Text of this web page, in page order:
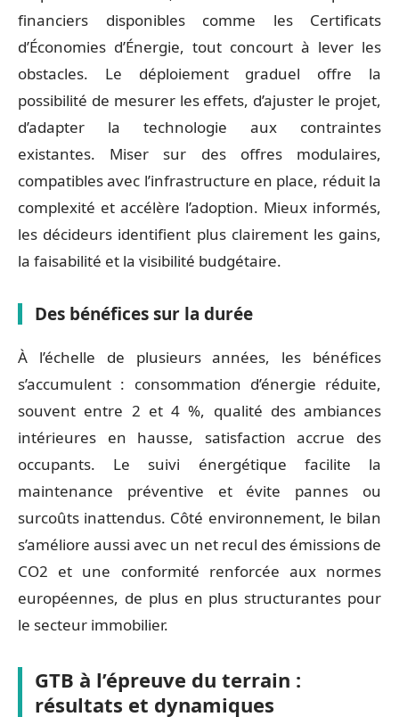
financiers disponibles comme les Certificats
d’Économies d’Énergie, tout concourt à lever les
obstacles. Le déploiement graduel offre la
possibilité de mesurer les effets, d’ajuster le projet,
d’adapter la technologie aux contraintes
existantes. Miser sur des offres modulaires,
compatibles avec l’infrastructure en place, réduit la
complexité et accélère l’adoption. Mieux informés,
les décideurs identifient plus clairement les gains,
la faisabilité et la visibilité budgétaire.
Des bénéfices sur la durée
À l’échelle de plusieurs années, les bénéfices
s’accumulent : consommation d’énergie réduite,
souvent entre 2 et 4 %, qualité des ambiances
intérieures en hausse, satisfaction accrue des
occupants. Le suivi énergétique facilite la
maintenance préventive et évite pannes ou
surcoûts inattendus. Côté environnement, le bilan
s’améliore aussi avec un net recul des émissions de
CO2 et une conformité renforcée aux normes
européennes, de plus en plus structurantes pour
le secteur immobilier.
GTB à l’épreuve du terrain :
résultats et dynamiques